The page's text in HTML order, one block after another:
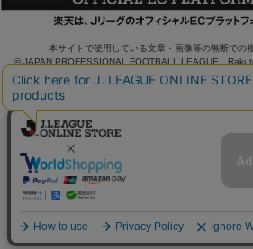
本サイトで使用している文章・画像等の無断での
© JAPAN PROFESSIONAL FOOTBALL LEAGUE
SERVED.